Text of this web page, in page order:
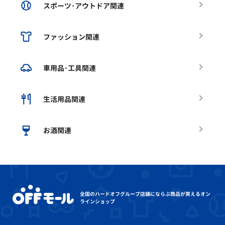
スポーツ･アウトドア関連
ファッション関連
車用品･工具関連
生活用品関連
お酒関連
全国のハードオフグループ店舗にならぶ商品が買えるオン
ラインショップ